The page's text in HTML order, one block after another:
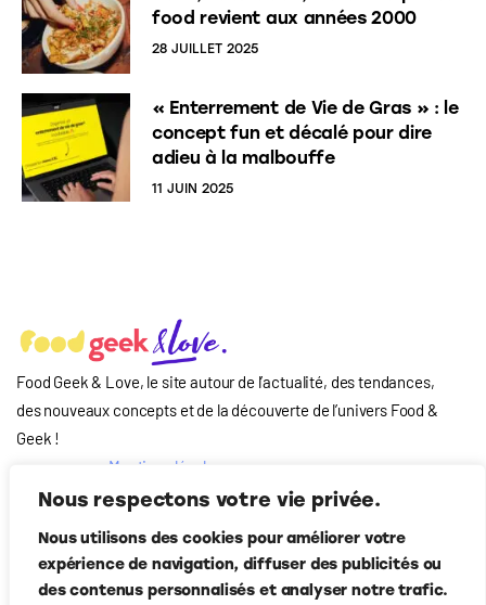
Nous respectons votre vie privée.
Nous utilisons des cookies pour améliorer votre
expérience de navigation, diffuser des publicités ou
des contenus personnalisés et analyser notre trafic.
food revient aux années 2000
28 JUILLET 2025
« Enterrement de Vie de Gras » : le
concept fun et décalé pour dire
adieu à la malbouffe
11 JUIN 2025
Food Geek & Love, le site autour de l’actualité, des tendances,
des nouveaux concepts et de la découverte de l’univers Food&
Geek !
Mentions légales
Qui-sommes nous
Suivez-nous